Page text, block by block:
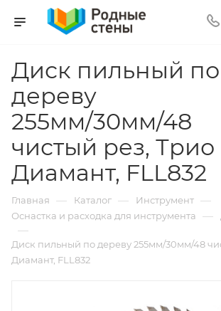
Диск пильный по
дереву
255мм/30мм/48
чистый рез, Трио
Диамант, FLL832
Главная — Каталог — Инструмент —
Оснастка и расходка для инструмента —
—
Диск пильный по дереву 255мм/30мм/48
Диамант, FLL832